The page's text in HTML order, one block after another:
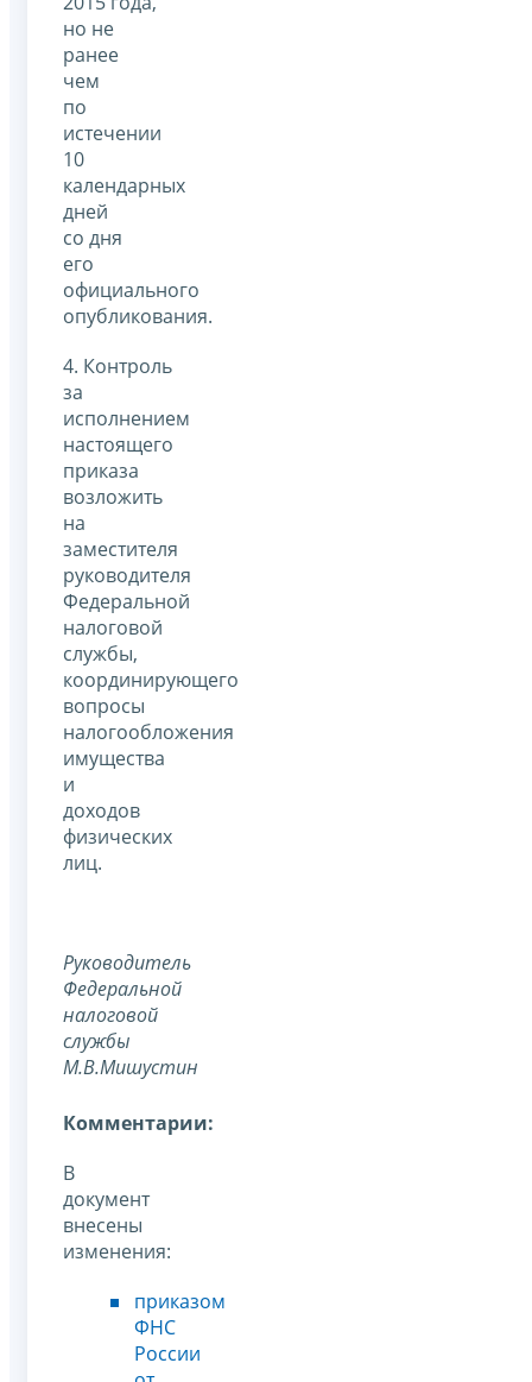
но не
ранее
чем
по
истечении
10
календарных
дней
со дня
его
официального
опубликования.
4. Контроль
за
исполнением
настоящего
приказа
возложить
на
заместителя
руководителя
Федеральной
налоговой
службы,
координирующего
вопросы
налогообложения
имущества
и
доходов
физических
лиц.
Руководитель
Федеральной
налоговой
службы
М.В.Мишустин
Комментарии:
В
документ
внесены
изменения:
приказом
ФНС
России